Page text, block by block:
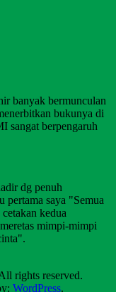
banyak bermunculan
bukunya di
sangat berpengaruh
dg penuh
pertama saya "Semua
kedua
mimpi-mimpi
rights reserved.
WordPress.